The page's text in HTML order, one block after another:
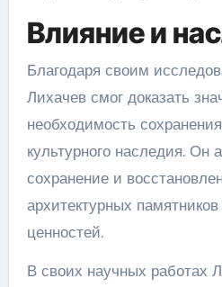
Влияние и
Благодаря своим
Лихачев смог доказать
необходимость
культурного наследия. Он
сохранение и
архитектурных
ценностей.
В своих научных работах